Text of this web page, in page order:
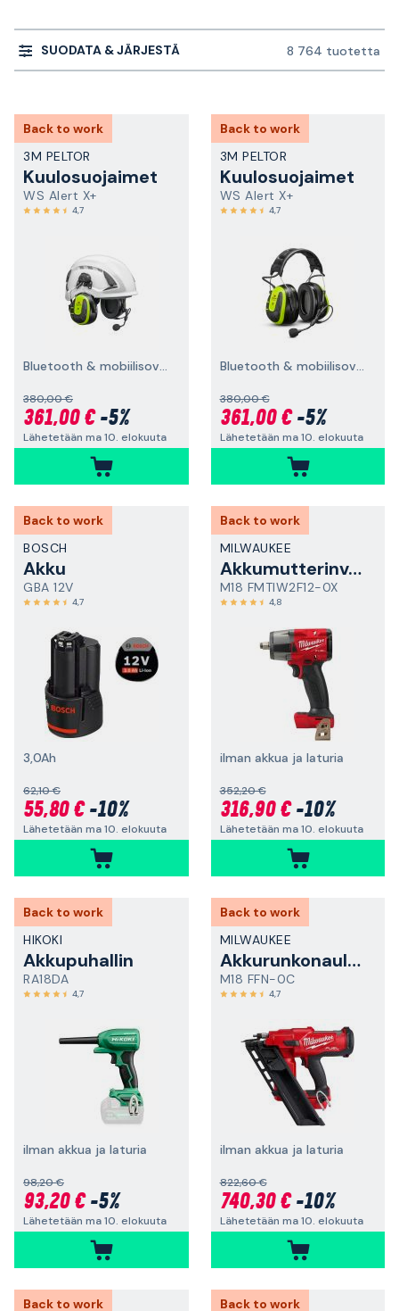
SUODATA & JÄRJESTÄ 8 764 tuotetta
Back to work
3M PELTOR
Kuulosuojaimet
WS Alert X+
4,7
Bluetooth & mobiilisovellus, suojakypäräkiinnitys
380,00 €
361,00 €-5%
Lähetetään ma 10. elokuuta
Back to work
3M PELTOR
Kuulosuojaimet
WS Alert X+
4,7
Bluetooth & mobiilisovellus, päälakisanka
380,00 €
361,00 €-5%
Lähetetään ma 10. elokuuta
Back to work
BOSCH
Akku
GBA 12V
4,7
3,0Ah
62,10 €
55,80 €-10%
Lähetetään ma 10. elokuuta
Back to work
MILWAUKEE
Akkumutterinväännin
M18 FMTIW2F12-0X
4,8
ilman akkua ja laturia
352,20 €
316,90 €-10%
Lähetetään ma 10. elokuuta
Back to work
HIKOKI
Akkupuhallin
RA18DA
4,7
ilman akkua ja laturia
98,20 €
93,20 €-5%
Lähetetään ma 10. elokuuta
Back to work
MILWAUKEE
Akkurunkonaulain
M18 FFN-0C
4,7
ilman akkua ja laturia
822,60 €
740,30 €-10%
Lähetetään ma 10. elokuuta
Back to work Back to work